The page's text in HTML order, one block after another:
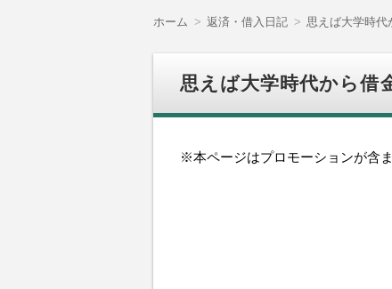
ホーム 返済・借入日記 思えば大学時代
思えば大学時代から借
※本ページはプロモーションが含ま